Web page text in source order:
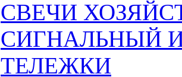
СВЕЧИ
СИГНАЛЬНЫЙ
ТЕЛЕЖКИ